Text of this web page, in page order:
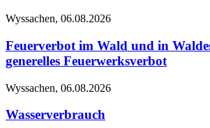
Wyssachen, 06.08.2026
Feuerverbot im Wald und in
generelles Feuerwerksverbot
Wyssachen, 06.08.2026
Wasserverbrauch